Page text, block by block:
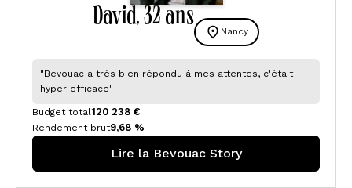
David, 32 ansㅤ Nancy
"Bevouac a très bien répondu à mes attentes, c'était
hyper efficace"
Budget total120 238 €
Rendement brut9,68 %
Lire la Bevouac Story